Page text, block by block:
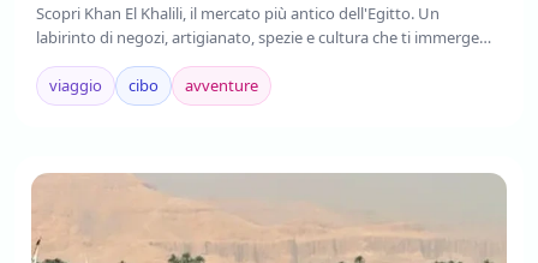
Scopri Khan El Khalili, il mercato più antico dell'Egitto. Un
labirinto di negozi, artigianato, spezie e cultura che ti immerge
nell'autenticità cairota. Leggi!
viaggio
cibo avventure